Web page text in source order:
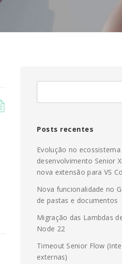
Posts recentes
Evolução no ecossistema
desenvolvimento Senior
nova extensão para VS
Nova funcionalidade no
de pastas e documentos
Migração das Lambdas
Node 22
Timeout Senior Flow
externas)